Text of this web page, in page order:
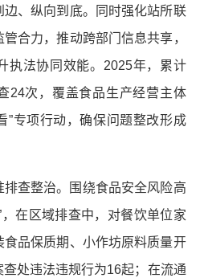
、纵向到底。同时强化站所联
合力，推动跨部门信息共享，
执法协同效能。2025年，累计
24次，覆盖食品生产经营主体
”专项行动，确保问题整改形成
查整治。围绕食品安全风险高
，在区域排查中，对餐饮单位家
品保质期、小作坊原料质量开
处违法违规行为16起；在流通